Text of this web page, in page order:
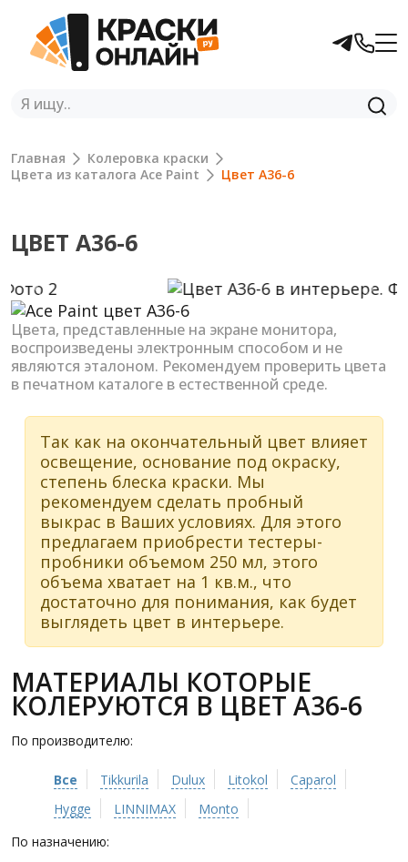
Главная
Колеровка краски
Цвета из каталога Ace Paint
Цвет A36-6
ЦВЕТ A36-6
Previous Next
Цвета, представленные на экране монитора,
воспроизведены электронным способом и не
являются эталоном. Рекомендуем проверить цвета
в печатном каталоге в естественной среде.
Так как на окончательный цвет влияет
освещение, основание под окраску,
степень блеска краски. Мы
рекомендуем сделать пробный
выкрас в Ваших условиях. Для этого
предлагаем приобрести тестеры-
пробники объемом 250 мл, этого
объема хватает на 1 кв.м., что
достаточно для понимания, как будет
выглядеть цвет в интерьере.
МАТЕРИАЛЫ КОТОРЫЕ
КОЛЕРУЮТСЯ В ЦВЕТ A36-6
По производителю:
Все Tikkurila Dulux Litokol
Caparol
Hygge
LINNIMAX
Monto
По назначению: